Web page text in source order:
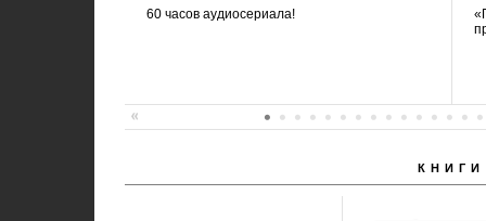
60 часов аудиосериала!
КНИГИ